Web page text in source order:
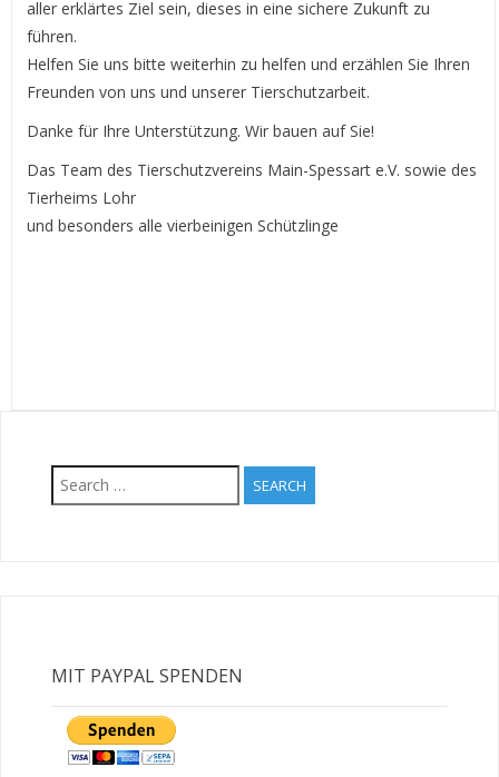
aller erklärtes Ziel sein, dieses in eine sichere Zukunft zu
führen.
Helfen Sie uns bitte weiterhin zu helfen und erzählen Sie Ihren
Freunden von uns und unserer Tierschutzarbeit.
Danke für Ihre Unterstützung. Wir bauen auf Sie!
Das Team des Tierschutzvereins Main-Spessart e.V. sowie des
Tierheims Lohr
und besonders alle vierbeinigen Schützlinge
Search
for:
MIT PAYPAL SPENDEN